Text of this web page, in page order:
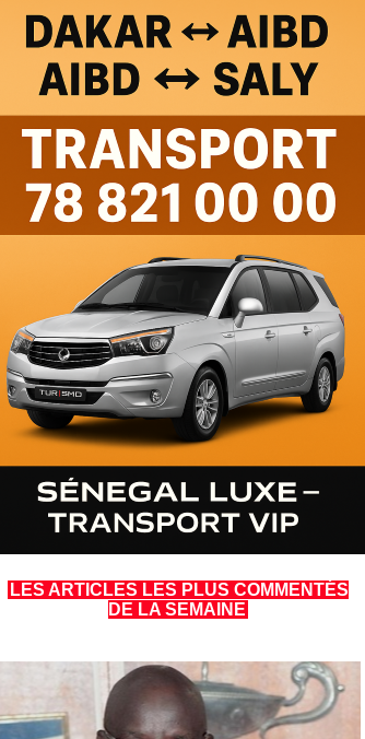
LES ARTICLES LES PLUS COMMENTÉS
DE LA SEMAINE